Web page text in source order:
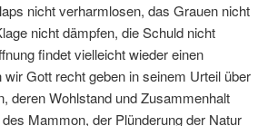
nicht verharmlosen, das Grauen nicht
nicht dämpfen, die Schuld nicht
findet vielleicht wieder einen
wir Gott recht geben in seinem Urteil über
deren Wohlstand und Zusammenhalt
Mammon, der Plünderung der Natur